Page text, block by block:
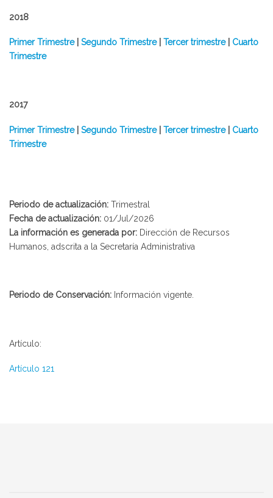
2018
Primer Trimestre| Segundo Trimestre| Tercer trimestre| Cuarto
Trimestre
2017
Primer Trimestre| Segundo Trimestre| Tercer trimestre| Cuarto
Trimestre
Periodo de actualización: Trimestral
Fecha de actualización: 01/Jul/2026
La información es generada por: Dirección de Recursos
Humanos, adscrita a la Secretaría Administrativa
Periodo de Conservación: Información vigente.
Artículo:
Artículo 121